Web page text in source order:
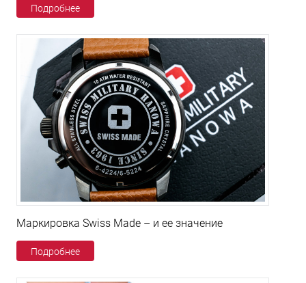
Подробнее
Маркировка Swiss Made – и ее значение
Подробнее